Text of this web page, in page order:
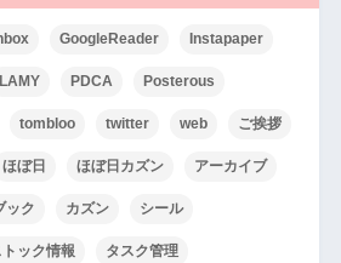
GoogleReader Instapaper
LAMY PDCA Posterous
tombloo twitter web ご挨拶
ほぼ日 ほぼ日カズン アーカイブ
ック カズン シール
トック情報 タスク管理